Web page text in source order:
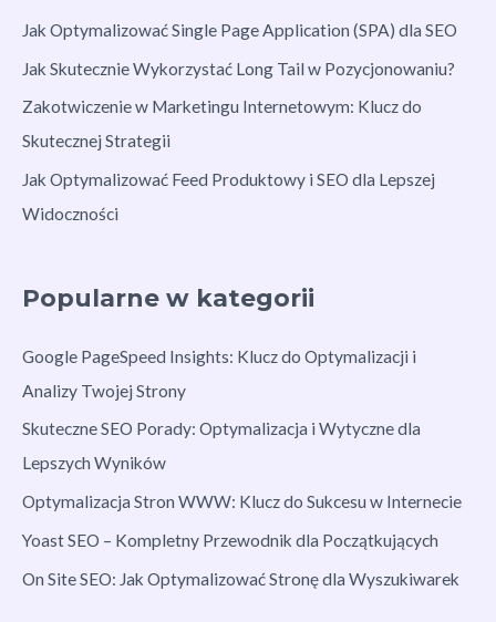
Jak Optymalizować Single Page Application (SPA) dla SEO
Jak Skutecznie Wykorzystać Long Tail w Pozycjonowaniu?
Zakotwiczenie w Marketingu Internetowym: Klucz do
Skutecznej Strategii
Jak Optymalizować Feed Produktowy i SEO dla Lepszej
Widoczności
Popularne w kategorii
Google PageSpeed Insights: Klucz do Optymalizacji i
Analizy Twojej Strony
Skuteczne SEO Porady: Optymalizacja i Wytyczne dla
Lepszych Wyników
Optymalizacja Stron WWW: Klucz do Sukcesu w Internecie
Yoast SEO – Kompletny Przewodnik dla Początkujących
On Site SEO: Jak Optymalizować Stronę dla Wyszukiwarek